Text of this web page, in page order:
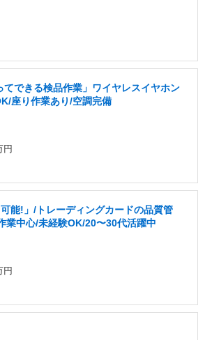
てできる検品作業」ワイヤレスイヤホン
座り作業あり/空調完備
円
可能!」/トレーディングカードの品質管
業中心/未経験OK/20〜30代活躍中
円